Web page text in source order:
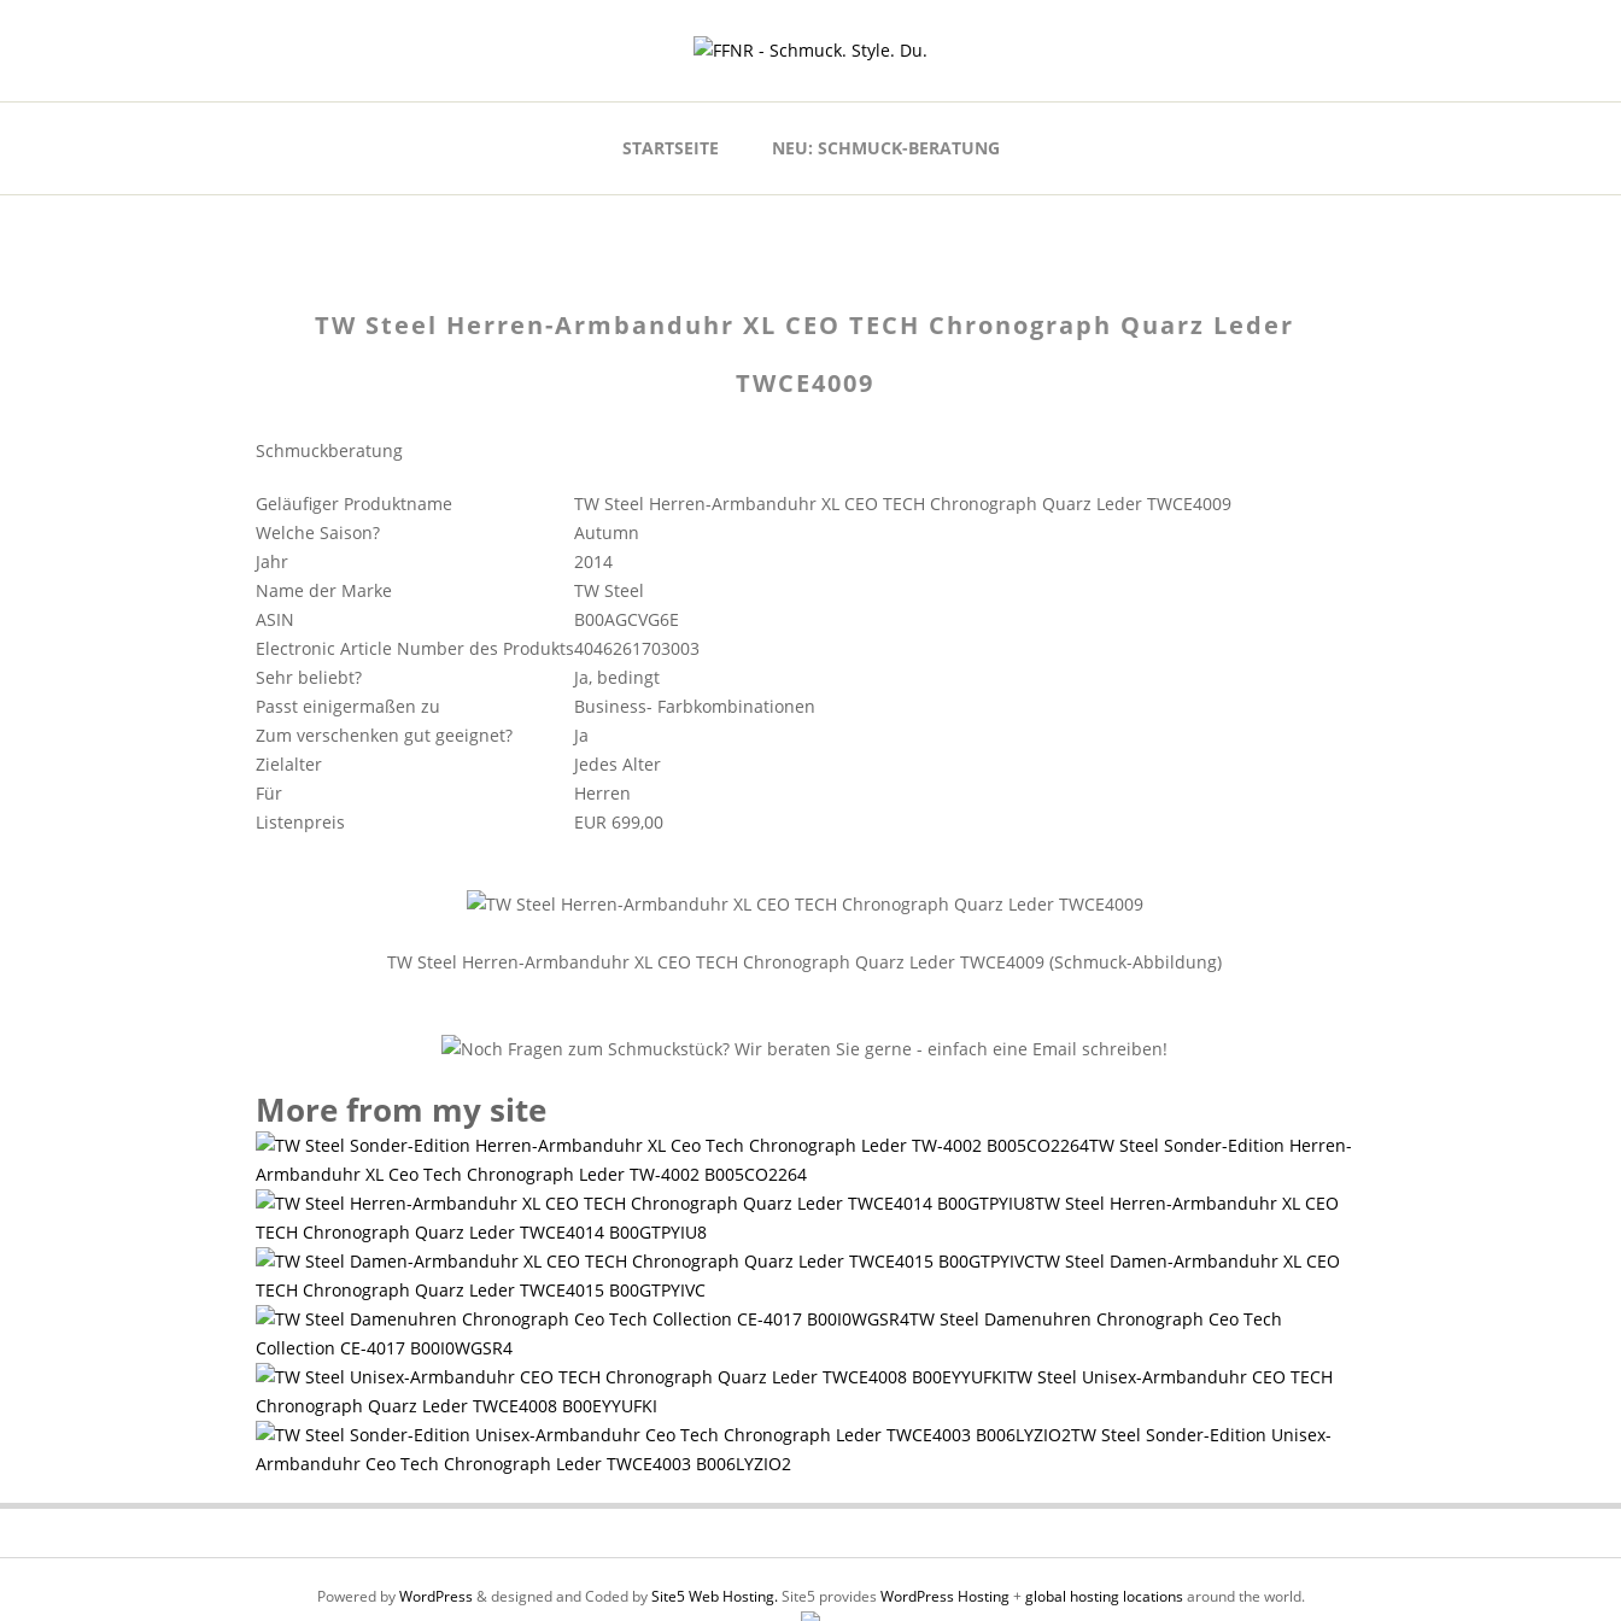
STARTSEITE NEU: SCHMUCK-BERATUNG
TW Steel Herren-Armbanduhr XL CEO TECH Chronograph Quarz Leder
TWCE4009
Schmuckberatung
Geläufiger Produktname
TW Steel Herren-Armbanduhr XL CEO TECH Chronograph Quarz Leder TWCE4009
Welche Saison?
Autumn
Jahr
2014
Name der Marke
TW Steel
ASIN
B00AGCVG6E
Electronic Article Number des Produkts4046261703003
Sehr beliebt?
Ja, bedingt
Passt einigermaßen zu
Business- Farbkombinationen
Zum verschenken gut geeignet?
Ja
Zielalter
Jedes Alter
Für
Herren
Listenpreis
EUR 699,00
TW Steel Herren-Armbanduhr XL CEO TECH Chronograph Quarz Leder TWCE4009 (Schmuck-Abbildung)
More from my site
TW Steel Sonder-Edition Herren-
Armbanduhr XL Ceo Tech Chronograph Leder TW-4002 B005CO2264
TW Steel Herren-Armbanduhr XL CEO
TECH Chronograph Quarz Leder TWCE4014 B00GTPYIU8
TW Steel Damen-Armbanduhr XL CEO
TECH Chronograph Quarz Leder TWCE4015 B00GTPYIVC
TW Steel Damenuhren Chronograph Ceo Tech
Collection CE-4017 B00I0WGSR4
TW Steel Unisex-Armbanduhr CEO TECH
Chronograph Quarz Leder TWCE4008 B00EYYUFKI
TW Steel Sonder-Edition Unisex-
Armbanduhr Ceo Tech Chronograph Leder TWCE4003 B006LYZIO2
Powered byWordPress& designed and Coded bySite5 Web Hosting.Site5 provides WordPress Hosting+global hosting locationsaround the world.